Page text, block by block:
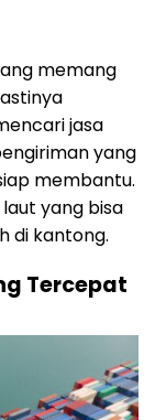
memang
jasa
yang
membantu.
yang bisa
di kantong.
Tercepat